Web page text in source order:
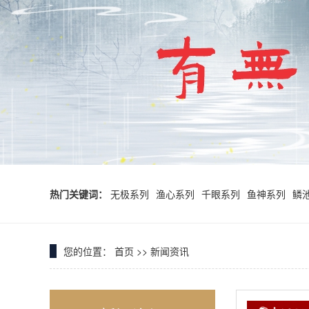
热门关键词： 无极系列 渔心系列 千眼系列 鱼神系列 鳞
您的位置： 首页 >> 新闻资讯